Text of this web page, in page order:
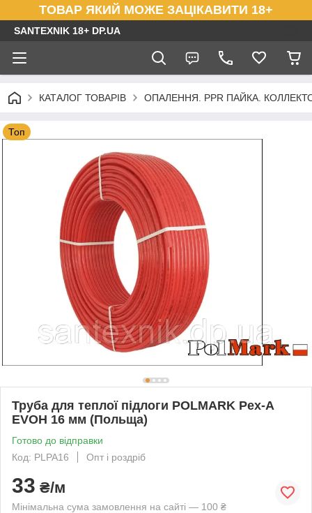
ТОВАР ЯКИЙ МОЖЕ ЗАЦІКАВИТИ 18+
SANTEXNIK 18+ DP.UA
КАТАЛОГ ТОВАРІВ ОПАЛЕННЯ. PPR ПАЙКА.
Топ
Труба для теплої підлоги POLMARK Pex-A
EVOH 16 мм (Польща)
Готово до відправки
Код: PLPA16
Опт і роздріб
33 ₴/м
Мінімальна сума замовлення на сайті — 100 ₴